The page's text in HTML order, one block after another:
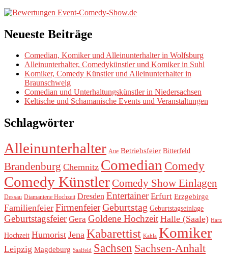
Neueste Beiträge
Comedian, Komiker und Alleinunterhalter in Wolfsburg
Alleinunterhalter, Comedykünstler und Komiker in Suhl
Komiker, Comedy Künstler und Alleinunterhalter in
Braunschweig
Comedian und Unterhaltungskünstler in Niedersachsen
Keltische und Schamanische Events und Veranstaltungen
Schlagwörter
Alleinunterhalter Aue Betriebsfeier Bitterfeld
Brandenburg Chemnitz Comedian Comedy
Comedy Künstler Comedy Show Einlagen
Dessau Diamantene Hochzeit Dresden Entertainer Erfurt Erzgebirge
Familienfeier FirmenfeierGeburtstag Geburtstagseinlage
Geburtstagsfeier Gera Goldene Hochzeit Halle (Saale) Harz
Hochzeit Humorist Jena Kabarettist Kahla Komiker
Leipzig Magdeburg Saalfeld Sachsen Sachsen-Anhalt